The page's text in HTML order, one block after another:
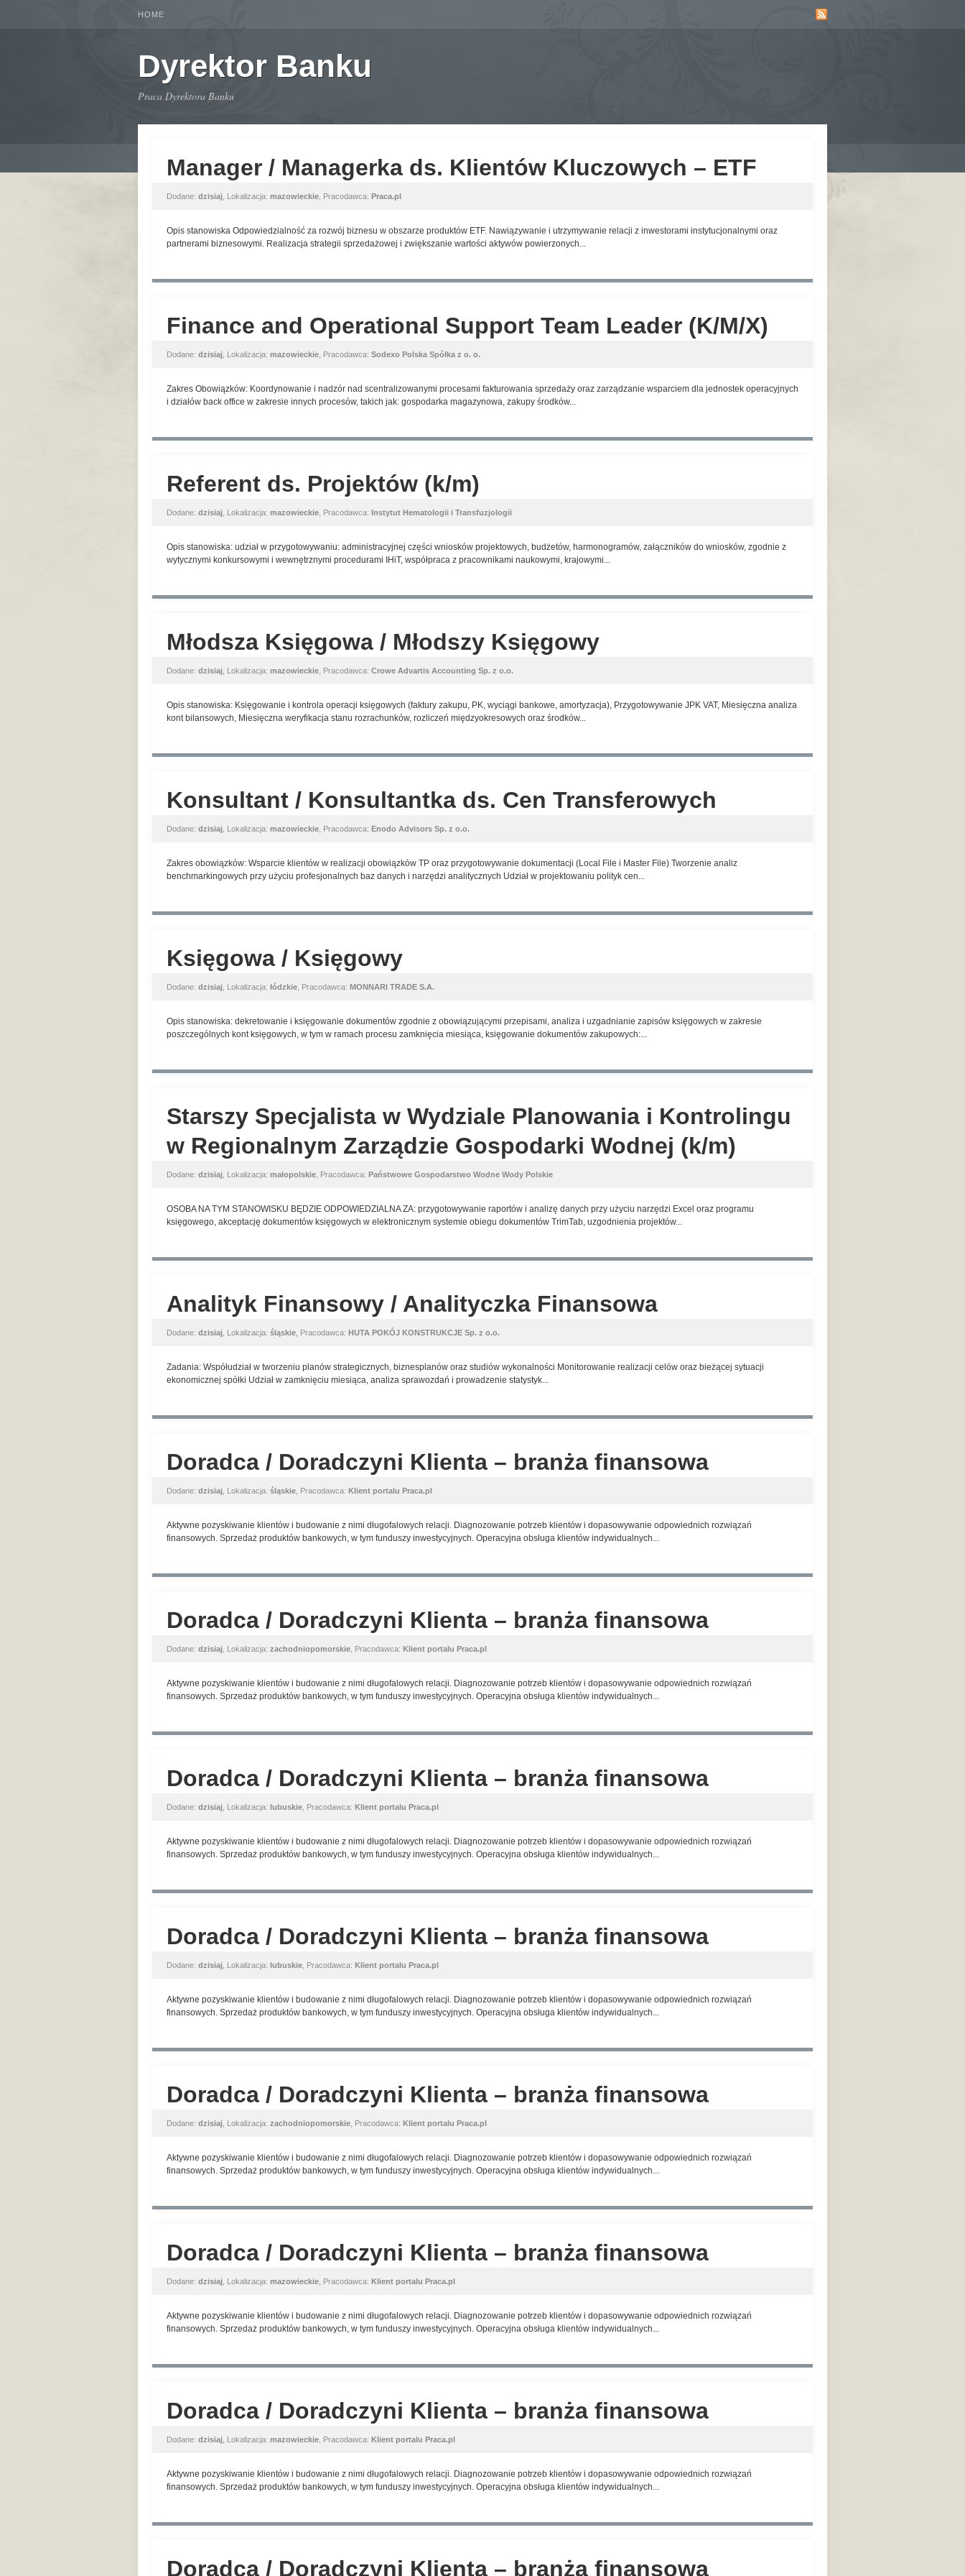
HOME
Dyrektor Banku
Praca Dyrektora Banku
Manager / Managerka ds. Klientów Kluczowych – ETF
Dodane: dzisiaj , Lokalizacja: mazowieckie , Pracodawca: Praca.pl
Opis stanowiska Odpowiedzialność za rozwój biznesu w obszarze produktów ETF. Nawiązywanie i utrzymywanie relacji z inwestorami instytucjonalnymi oraz
partnerami biznesowymi. Realizacja strategii sprzedażowej i zwiększanie wartości aktywów powierzonych...
Finance and Operational Support Team Leader (K/M/X)
Dodane: dzisiaj , Lokalizacja: mazowieckie , Pracodawca: Sodexo Polska Spółka z o. o.
Zakres Obowiązków: Koordynowanie i nadzór nad scentralizowanymi procesami fakturowania sprzedaży oraz zarządzanie wsparciem dla jednostek operacyjnych
i działów back office w zakresie innych procesów, takich jak: gospodarka magazynowa, zakupy środków...
Referent ds. Projektów (k/m)
Dodane: dzisiaj , Lokalizacja: mazowieckie , Pracodawca: Instytut Hematologii i Transfuzjologii
Opis stanowiska: udział w przygotowywaniu: administracyjnej części wniosków projektowych, budżetów, harmonogramów, załączników do wniosków, zgodnie z
wytycznymi konkursowymi i wewnętrznymi procedurami IHiT, współpraca z pracownikami naukowymi, krajowymi...
Młodsza Księgowa / Młodszy Księgowy
Dodane: dzisiaj , Lokalizacja: mazowieckie , Pracodawca: Crowe Advartis Accounting Sp. z o.o.
Opis stanowiska: Księgowanie i kontrola operacji księgowych (faktury zakupu, PK, wyciągi bankowe, amortyzacja), Przygotowywanie JPK VAT, Miesięczna analiza
kont bilansowych, Miesięczna weryfikacja stanu rozrachunków, rozliczeń międzyokresowych oraz środków...
Konsultant / Konsultantka ds. Cen Transferowych
Dodane: dzisiaj , Lokalizacja: mazowieckie , Pracodawca: Enodo Advisors Sp. z o.o.
Zakres obowiązków: Wsparcie klientów w realizacji obowiązków TP oraz przygotowywanie dokumentacji (Local File i Master File) Tworzenie analiz
benchmarkingowych przy użyciu profesjonalnych baz danych i narzędzi analitycznych Udział w projektowaniu polityk cen...
Księgowa / Księgowy
Dodane: dzisiaj , Lokalizacja: łódzkie , Pracodawca: MONNARI TRADE S.A.
Opis stanowiska: dekretowanie i księgowanie dokumentów zgodnie z obowiązującymi przepisami, analiza i uzgadnianie zapisów księgowych w zakresie
poszczególnych kont księgowych, w tym w ramach procesu zamknięcia miesiąca, księgowanie dokumentów zakupowych:...
Starszy Specjalista w Wydziale Planowania i Kontrolingu
w Regionalnym Zarządzie Gospodarki Wodnej (k/m)
Dodane: dzisiaj , Lokalizacja: małopolskie , Pracodawca: Państwowe Gospodarstwo Wodne Wody Polskie
OSOBA NA TYM STANOWISKU BĘDZIE ODPOWIEDZIALNA ZA: przygotowywanie raportów i analizę danych przy użyciu narzędzi Excel oraz programu
księgowego, akceptację dokumentów księgowych w elektronicznym systemie obiegu dokumentów TrimTab, uzgodnienia projektów...
Analityk Finansowy / Analityczka Finansowa
Dodane: dzisiaj , Lokalizacja: śląskie , Pracodawca: HUTA POKÓJ KONSTRUKCJE Sp. z o.o.
Zadania: Współudział w tworzeniu planów strategicznych, biznesplanów oraz studiów wykonalności Monitorowanie realizacji celów oraz bieżącej sytuacji
ekonomicznej spółki Udział w zamknięciu miesiąca, analiza sprawozdań i prowadzenie statystyk...
Doradca / Doradczyni Klienta – branża finansowa
Dodane: dzisiaj , Lokalizacja: śląskie , Pracodawca: Klient portalu Praca.pl
Aktywne pozyskiwanie klientów i budowanie z nimi długofalowych relacji. Diagnozowanie potrzeb klientów i dopasowywanie odpowiednich rozwiązań
finansowych. Sprzedaż produktów bankowych, w tym funduszy inwestycyjnych. Operacyjna obsługa klientów indywidualnych...
Doradca / Doradczyni Klienta – branża finansowa
Dodane: dzisiaj , Lokalizacja: zachodniopomorskie , Pracodawca: Klient portalu Praca.pl
Aktywne pozyskiwanie klientów i budowanie z nimi długofalowych relacji. Diagnozowanie potrzeb klientów i dopasowywanie odpowiednich rozwiązań
finansowych. Sprzedaż produktów bankowych, w tym funduszy inwestycyjnych. Operacyjna obsługa klientów indywidualnych...
Doradca / Doradczyni Klienta – branża finansowa
Dodane: dzisiaj , Lokalizacja: lubuskie , Pracodawca: Klient portalu Praca.pl
Aktywne pozyskiwanie klientów i budowanie z nimi długofalowych relacji. Diagnozowanie potrzeb klientów i dopasowywanie odpowiednich rozwiązań
finansowych. Sprzedaż produktów bankowych, w tym funduszy inwestycyjnych. Operacyjna obsługa klientów indywidualnych...
Doradca / Doradczyni Klienta – branża finansowa
Dodane: dzisiaj , Lokalizacja: lubuskie , Pracodawca: Klient portalu Praca.pl
Aktywne pozyskiwanie klientów i budowanie z nimi długofalowych relacji. Diagnozowanie potrzeb klientów i dopasowywanie odpowiednich rozwiązań
finansowych. Sprzedaż produktów bankowych, w tym funduszy inwestycyjnych. Operacyjna obsługa klientów indywidualnych...
Doradca / Doradczyni Klienta – branża finansowa
Dodane: dzisiaj , Lokalizacja: zachodniopomorskie , Pracodawca: Klient portalu Praca.pl
Aktywne pozyskiwanie klientów i budowanie z nimi długofalowych relacji. Diagnozowanie potrzeb klientów i dopasowywanie odpowiednich rozwiązań
finansowych. Sprzedaż produktów bankowych, w tym funduszy inwestycyjnych. Operacyjna obsługa klientów indywidualnych...
Doradca / Doradczyni Klienta – branża finansowa
Dodane: dzisiaj , Lokalizacja: mazowieckie , Pracodawca: Klient portalu Praca.pl
Aktywne pozyskiwanie klientów i budowanie z nimi długofalowych relacji. Diagnozowanie potrzeb klientów i dopasowywanie odpowiednich rozwiązań
finansowych. Sprzedaż produktów bankowych, w tym funduszy inwestycyjnych. Operacyjna obsługa klientów indywidualnych...
Doradca / Doradczyni Klienta – branża finansowa
Dodane: dzisiaj , Lokalizacja: mazowieckie , Pracodawca: Klient portalu Praca.pl
Aktywne pozyskiwanie klientów i budowanie z nimi długofalowych relacji. Diagnozowanie potrzeb klientów i dopasowywanie odpowiednich rozwiązań
finansowych. Sprzedaż produktów bankowych, w tym funduszy inwestycyjnych. Operacyjna obsługa klientów indywidualnych...
Doradca / Doradczyni Klienta – branża finansowa